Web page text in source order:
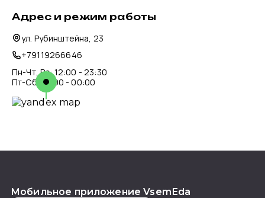
Адрес и режим работы
ул. Рубинштейна, 23
+79119266646
Пн-Чт, Вс: 12:00 - 23:30
Пт-Сб: 12:00 - 00:00
Мобильное приложение VsemEda